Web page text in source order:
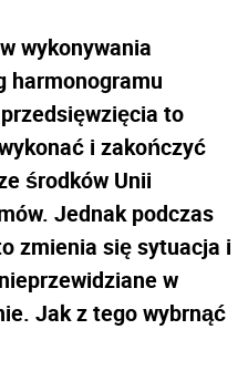
wykonywania
harmonogramu
to
i zakończyć
środków Unii
Jednak podczas
zmienia się sytuacja i
w
Jak z tego wybrnąć